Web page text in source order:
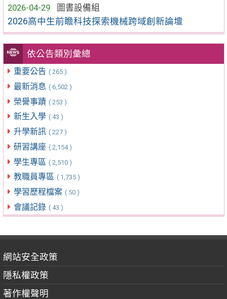
2026-04-29
圖書設備組
2026高中生前瞻科技探索機械跨域創新論壇
依公告類別彙總
重要公告 ( 265 )
最新消息 ( 6,502 )
榮譽事蹟 ( 253 )
新生入學 ( 43 )
升學新訊 ( 227 )
研習講座 ( 2,154 )
學生專區 ( 2,510 )
教職員專區 ( 1,735 )
學習歷程檔案 ( 50 )
會議記錄 ( 43 )
網站安全政策
隱私權政策
著作權聲明